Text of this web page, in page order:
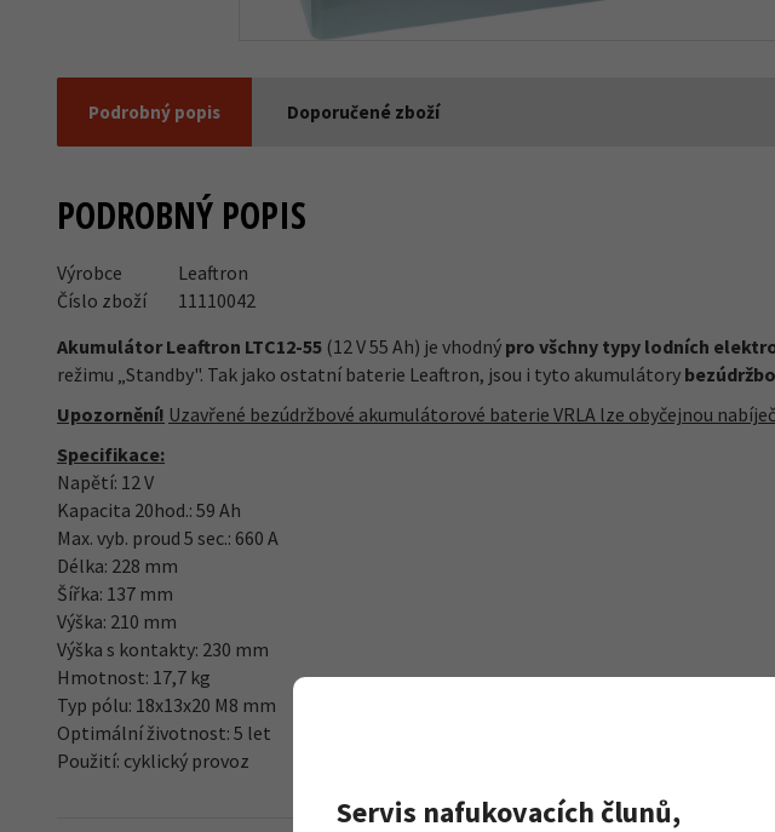
Podrobný popis Doporučené zboží
PODROBNÝ POPIS
Výrobce
Leaftron
Číslo zboží
11110042
Akumulátor Leaftron LTC12-55 (12 V 55 Ah) je vhodný pro všchny typy lodních
režimu „Standby". Tak jako ostatní baterie Leaftron, jsou i tyto akumulátory
Upozornění! Uzavřené bezúdržbové akumulátorové baterie VRLA lze obyčejnou
Specifikace:
Napětí: 12 V
Kapacita 20hod.: 59 Ah
Max. vyb. proud 5 sec.: 660 A
Délka: 228 mm
Šířka: 137 mm
Výška: 210 mm
Výška s kontakty: 230 mm
Hmotnost: 17,7 kg
Typ pólu: 18x13x20 M8 mm
Optimální životnost: 5 let
Použití: cyklický provoz
Servis nafukovacích člunů,